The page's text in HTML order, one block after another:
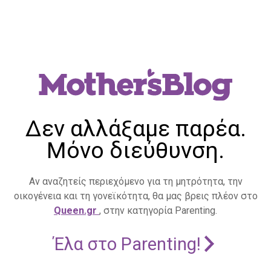
Δεν αλλάξαμε παρέα.
Μόνο διεύθυνση.
Αν αναζητείς περιεχόμενο για τη μητρότητα, την
οικογένεια και τη γονεϊκότητα, θα μας βρεις πλέον στο
Queen.gr , στην κατηγορία Parenting.
Έλα στο Parenting!